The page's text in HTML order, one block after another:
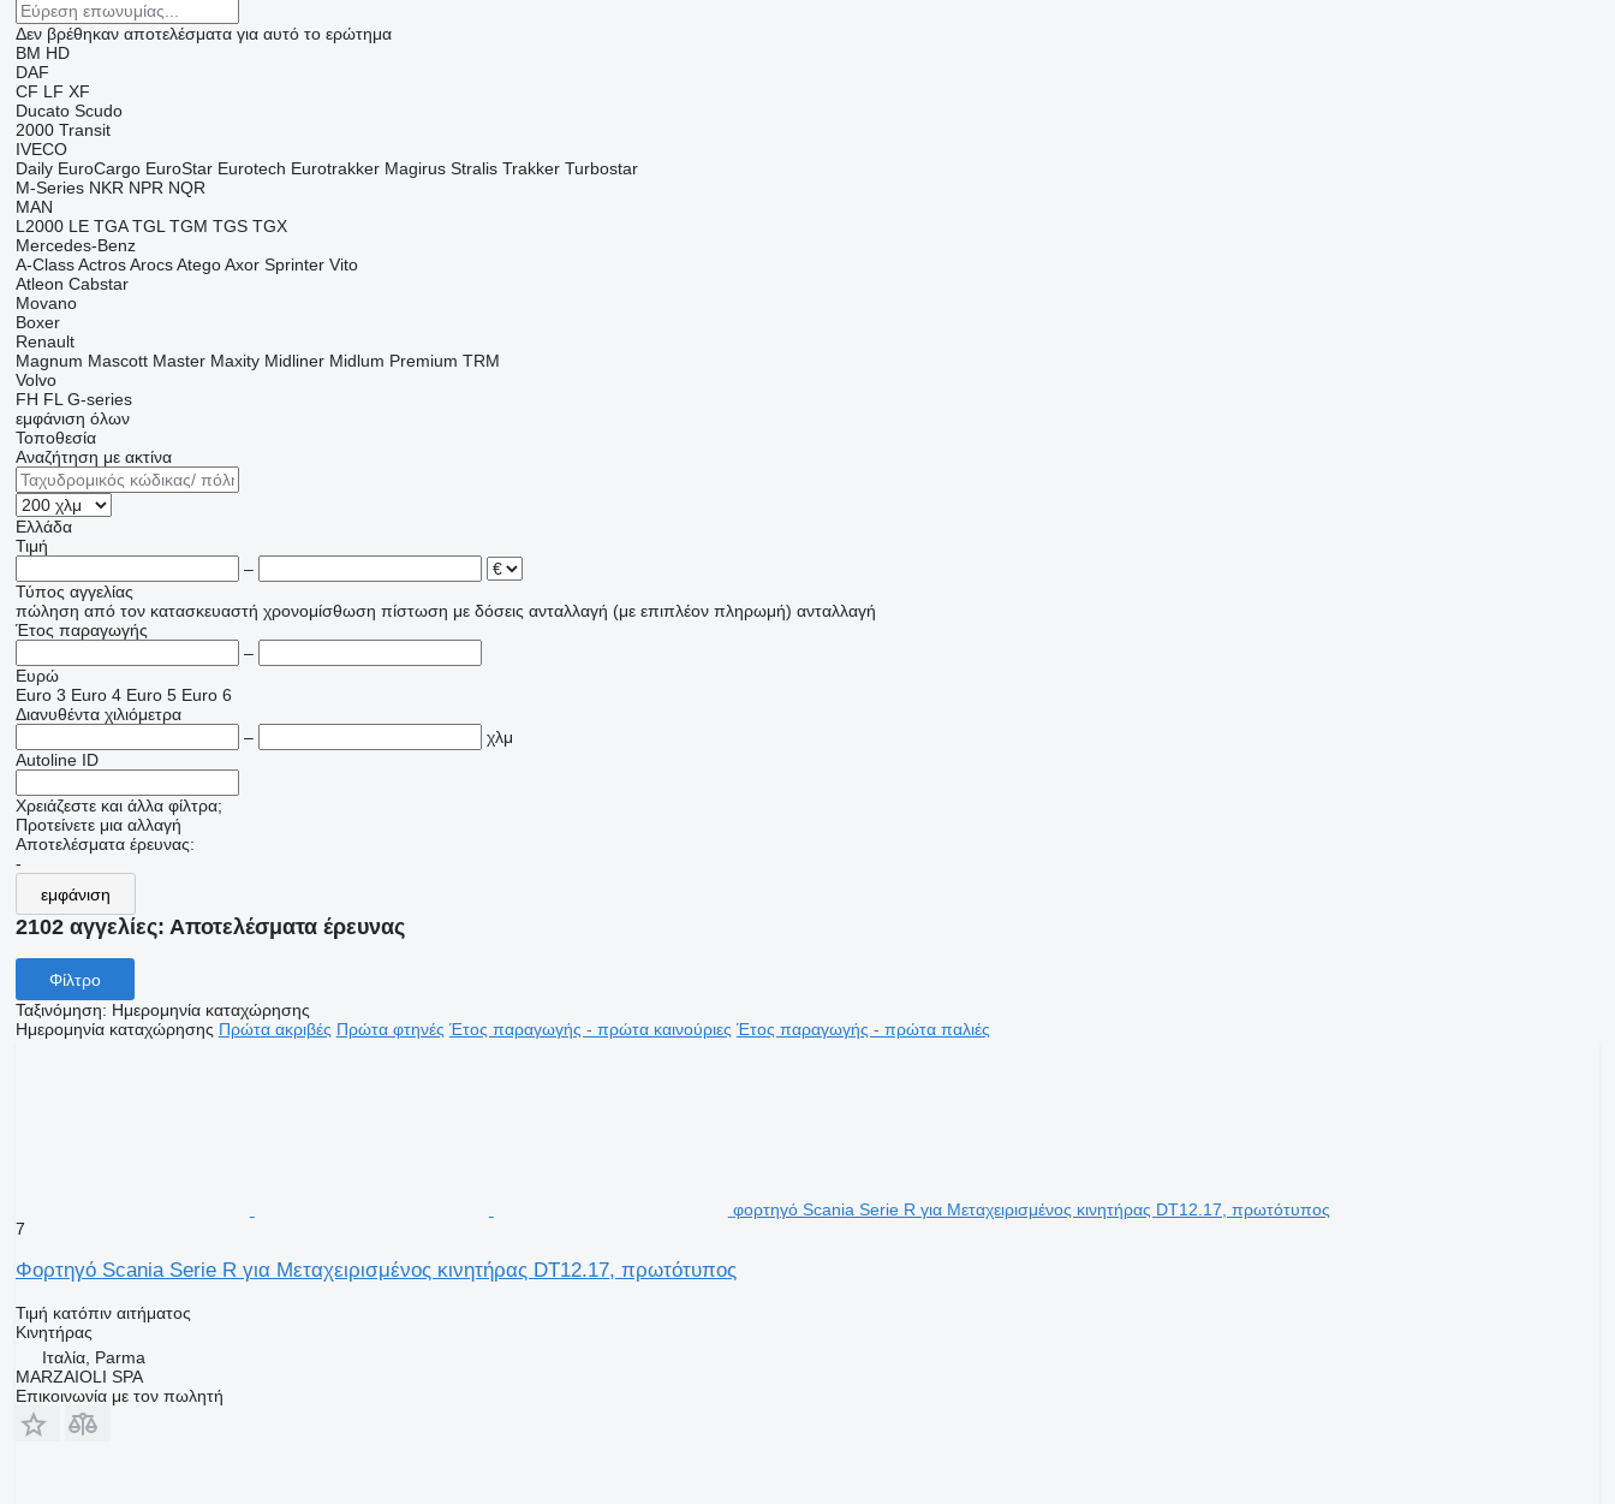
Δεν βρέθηκαν αποτελέσματα για αυτό το ερώτημα
BM HD
DAF
CF LF XF
Ducato Scudo
2000 Transit
IVECO
Daily EuroCargo EuroStar Eurotech Eurotrakker Magirus Stralis Trakker Turbostar
M-Series NKR NPR NQR
MAN
L2000 LE TGA TGL TGM TGS TGX
Mercedes-Benz
A-Class Actros Arocs Atego Axor Sprinter Vito
Atleon Cabstar
Movano
Boxer
Renault
Magnum Mascott Master Maxity Midliner Midlum Premium TRM
Volvo
FH FL G-series
εμφάνιση όλων
Τοποθεσία
Αναζήτηση με ακτίνα
Ελλάδα
Τιμή
–
Τύπος αγγελίας
πώληση από τον κατασκευαστή χρονομίσθωση πίστωση με δόσεις ανταλλαγή (με επιπλέον πληρωμή) ανταλλαγή
Έτος παραγωγής
–
Ευρώ
Euro 3 Euro 4 Euro 5 Euro 6
Διανυθέντα χιλιόμετρα
–
χλμ
Autoline ID
Χρειάζεστε και άλλα φίλτρα;
Προτείνετε μια αλλαγή
Αποτελέσματα έρευνας:
-
εμφάνιση
2102 αγγελίες: Αποτελέσματα έρευνας
Φίλτρο
Ταξινόμηση: Ημερομηνία καταχώρησης
Ημερομηνία καταχώρησης Πρώτα ακριβές Πρώτα φτηνές Έτος παραγωγής - πρώτα καινούριες Έτος παραγωγής - πρώτα παλιές
φορτηγό Scania Serie R για Μεταχειρισμένος κινητήρας DT12.17, πρωτότυπος
7
Φορτηγό Scania Serie R για Μεταχειρισμένος κινητήρας DT12.17, πρωτότυπος
Τιμή κατόπιν αιτήματος
Κινητήρας
Ιταλία, Parma
MARZAIOLI SPA
Επικοινωνία με τον πωλητή